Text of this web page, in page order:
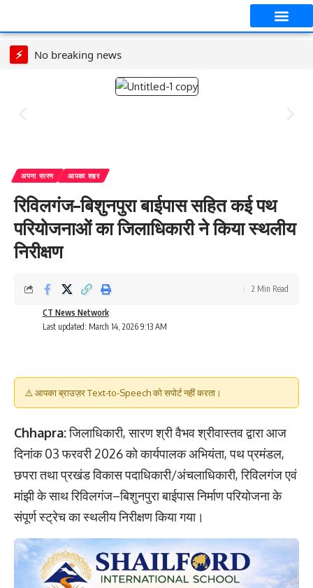
⚡ No breaking news
अपना सारण आपका शहर
रिविलगंज–बिशुनपुरा बाईपास सहित कई पथ
परियोजनाओं का जिलाधिकारी ने किया स्थलीय
निरीक्षण
Last updated: March 14, 2026 9:13 AM
CT News Network
2 Min Read
⚠️ आपका ब्राउज़र Text-to-Speech को सपोर्ट नहीं करता।
Chhapra:जिलाधिकारी, सारण श्री वैभव श्रीवास्तव द्वारा आज
दिनांक 03 फरवरी 2026 को कार्यपालक अभियंता, पथ प्रमंडल,
छपरा तथा प्रखंड विकास पदाधिकारी/अंचलाधिकारी, रिविलगंज एवं
मांझी के साथ रिविलगंज–बिशुनपुरा बाईपास निर्माण परियोजना के
संपूर्ण स्ट्रेच का स्थलीय निरीक्षण किया गया।